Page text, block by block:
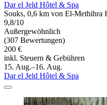
Dar el Jeld Hôtel & Spa
Souks, 0,6 km von El-Methihra
9,8/10
Außergewöhnlich
(307 Bewertungen)
200 €
inkl. Steuern & Gebühren
15. Aug.–16. Aug.
Dar el Jeld Hôtel & Spa